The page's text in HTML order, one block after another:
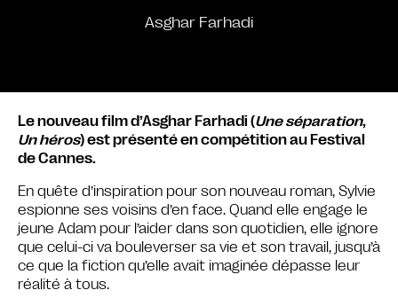
Asghar Farhadi
Le nouveau film d’Asghar Farhadi (Une séparation,
Un héros) est présenté en compétition au Festival
de Cannes.
En quête d’inspiration pour son nouveau roman, Sylvie
espionne ses voisins d’en face. Quand elle engage le
jeune Adam pour l’aider dans son quotidien, elle ignore
que celui-ci va bouleverser sa vie et son travail, jusqu’à
ce que la fiction qu’elle avait imaginée dépasse leur
réalité à tous.